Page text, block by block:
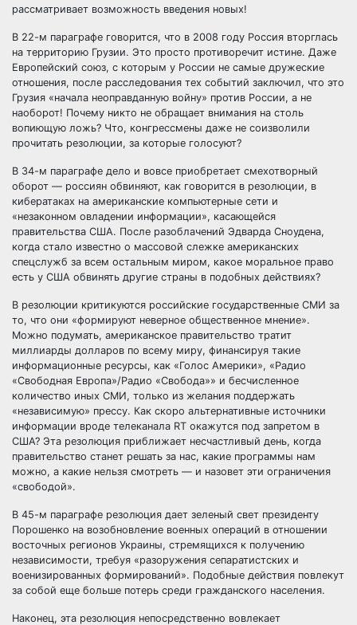
рассматривает возможность введения новых!
В 22-м параграфе говорится, что в 2008 году Россия вторглась
на территорию Грузии. Это просто противоречит истине. Даже
Европейский союз, с которым у России не самые дружеские
отношения, после расследования тех событий заключил, что это
Грузия «начала неоправданную войну» против России, а не
наоборот! Почему никто не обращает внимания на столь
вопиющую ложь? Что, конгрессмены даже не соизволили
прочитать резолюции, за которые голосуют?
В 34-м параграфе дело и вовсе приобретает смехотворный
оборот — россиян обвиняют, как говорится в резолюции, в
кибератаках на американские компьютерные сети и
«незаконном овладении информации», касающейся
правительства США. После разоблачений Эдварда Сноудена,
когда стало известно о массовой слежке американских
спецслужб за всем остальным миром, какое моральное право
есть у США обвинять другие страны в подобных действиях?
В резолюции критикуются российские государственные СМИ за
то, что они «формируют неверное общественное мнение».
Можно подумать, американское правительство тратит
миллиарды долларов по всему миру, финансируя такие
информационные ресурсы, как «Голос Америки», «Радио
«Свободная Европа»/Радио «Свобода»» и бесчисленное
количество иных СМИ, только из желания поддержать
«независимую» прессу. Как скоро альтернативные источники
информации вроде телеканала RT окажутся под запретом в
США? Эта резолюция приближает несчастливый день, когда
правительство станет решать за нас, какие программы нам
можно, а какие нельзя смотреть — и назовет эти ограничения
«свободой».
В 45-м параграфе резолюция дает зеленый свет президенту
Порошенко на возобновление военных операций в отношении
восточных регионов Украины, стремящихся к получению
независимости, требуя «разоружения сепаратистских и
военизированных формирований». Подобные действия повлекут
за собой еще больше потерь среди гражданского населения.
Наконец, эта резолюция непосредственно вовлекает